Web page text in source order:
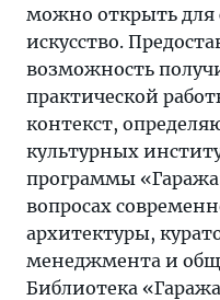
можно открыть для
искусство.
возможность
практической
контекст,
культурных
программы
вопросах
архитектуры,
менеджмента и
Библиотека